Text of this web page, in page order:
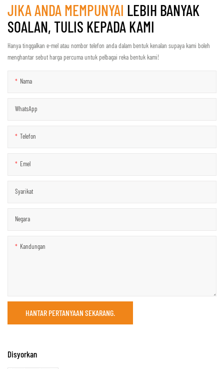
JIKA ANDA MEMPUNYAI LEBIH BANYAK
SOALAN, TULIS KEPADA KAMI
Hanya tinggalkan e-mel atau nombor telefon anda dalam bentuk kenalan supaya kami boleh
menghantar sebut harga percuma untuk pelbagai reka bentuk kami!
Nama
WhatsApp
Telefon
Emel
Syarikat
Negara
Kandungan
HANTAR PERTANYAAN SEKARANG.
Disyorkan